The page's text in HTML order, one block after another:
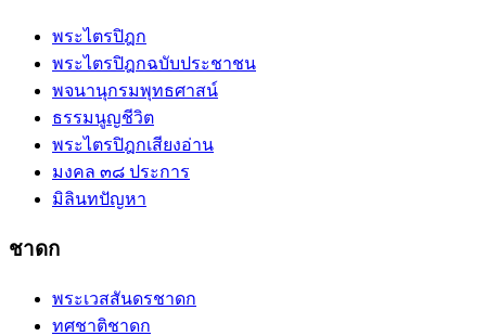
พระไตรปิฎก
พระไตรปิฎกฉบับประชาชน
พจนานุกรมพุทธศาสน์
ธรรมนูญชีวิต
พระไตรปิฎกเสียงอ่าน
มงคล ๓๘ ประการ
มิลินทปัญหา
ชาดก
พระเวสสันดรชาดก
ทศชาติชาดก